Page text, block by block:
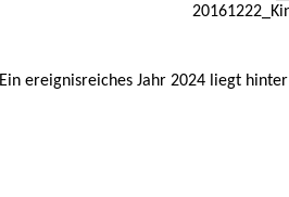
Ein ereignisreiches Jahr 2024 liegt